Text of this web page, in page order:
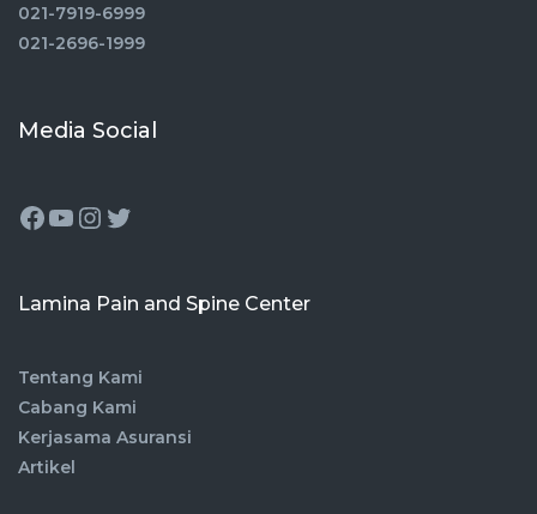
021-7919-6999
021-2696-1999
Media Social
Lamina Pain and Spine Center
Tentang Kami
Cabang Kami
Kerjasama Asuransi
Artikel